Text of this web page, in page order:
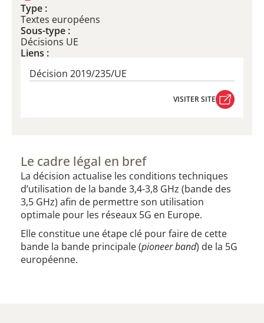
Type :
Textes européens
Sous-type :
Décisions UE
Liens :
Décision 2019/235/UE
VISITER SITE
Le cadre légal en bref
La décision actualise les conditions techniques
d’utilisation de la bande 3,4-3,8 GHz (bande des
3,5 GHz) afin de permettre son utilisation
optimale pour les réseaux 5G en Europe.
Elle constitue une étape clé pour faire de cette
bande la bande principale (pioneer band) de la 5G
européenne.